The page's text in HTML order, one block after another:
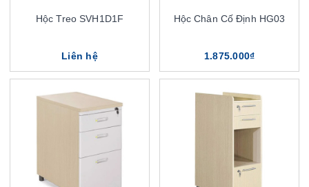
Hộc Treo SVH1D1F
Liên hệ
Hộc Chân Cố Định HG03
1.875.000₫